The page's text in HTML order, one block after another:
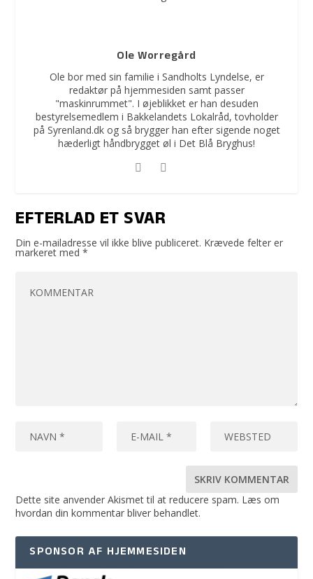
Ole Worregård
Ole bor med sin familie i Sandholts Lyndelse, er
redaktør på hjemmesiden samt passer
"maskinrummet". I øjeblikket er han desuden
bestyrelsemedlem i Bakkelandets Lokalråd, tovholder
på Syrenland.dk og så brygger han efter sigende noget
hæderligt håndbrygget øl i Det Blå Bryghus!
EFTERLAD ET SVAR
Din e-mailadresse vil ikke blive publiceret. Krævede felter er
markeret med*
Dette site anvender Akismet til at reducere spam. Læs om
hvordan din kommentar bliver behandlet.
SPONSOR AF HJEMMESIDEN